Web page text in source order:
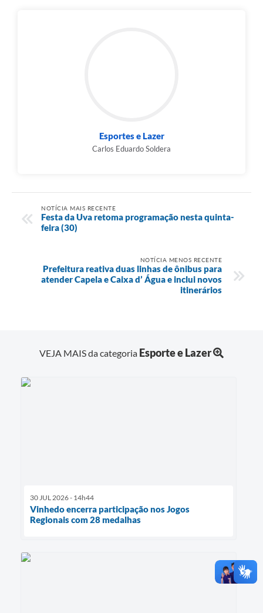
Esportes e Lazer
Carlos Eduardo Soldera
NOTÍCIA MAIS RECENTE
Festa da Uva retoma programação nesta quinta-
feira (30)
NOTÍCIA MENOS RECENTE
Prefeitura reativa duas linhas de ônibus para
atender Capela e Caixa d’ Água e inclui novos
itinerários
VEJA MAIS da categoria Esporte e Lazer
30 JUL 2026 - 14h44
Vinhedo encerra participação nos Jogos
Regionais com 28 medalhas